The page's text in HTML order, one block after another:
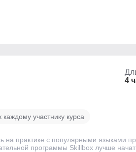
4
каждому участнику курса
на практике с популярными языками
программы Skillbox лучше